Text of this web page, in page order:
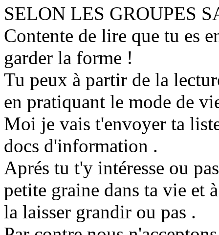
SELON LES GROUPES
Contente de lire que tu es
garder la forme !
Tu peux à partir de la
en pratiquant le mode de
Moi je vais t'envoyer ta
docs d'information .
Aprés tu t'y intéresse ou
petite graine dans ta vie et
la laisser grandir ou pas .